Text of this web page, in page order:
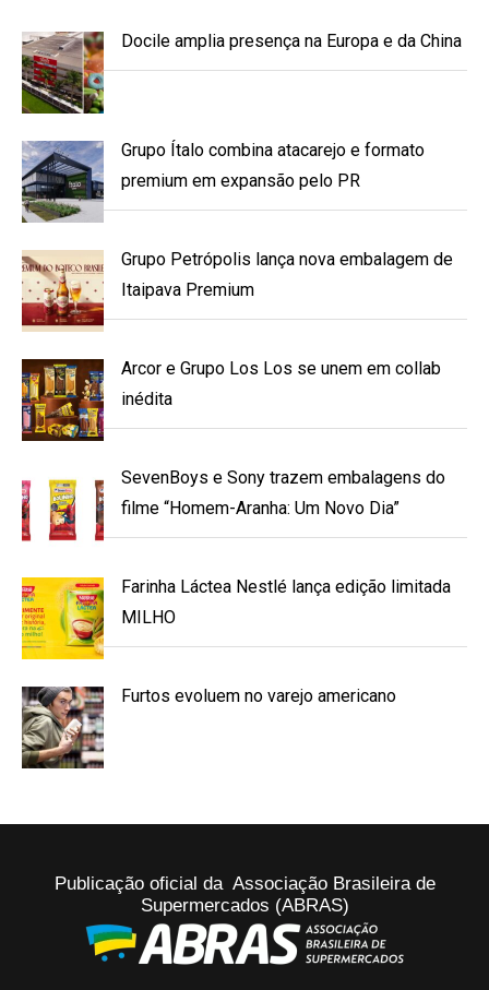
Docile amplia presença na Europa e da China
Grupo Ítalo combina atacarejo e formato
premium em expansão pelo PR
Grupo Petrópolis lança nova embalagem de
Itaipava Premium
Arcor e Grupo Los Los se unem em collab
inédita
SevenBoys e Sony trazem embalagens do
filme “Homem-Aranha: Um Novo Dia”
Farinha Láctea Nestlé lança edição limitada
MILHO
Furtos evoluem no varejo americano
Publicação oficial da Associação Brasileira de
Supermercados (ABRAS)